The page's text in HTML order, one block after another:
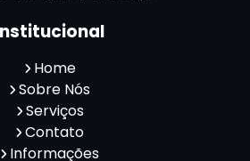
Home
Sobre Nós
Serviços
Contato
Informações